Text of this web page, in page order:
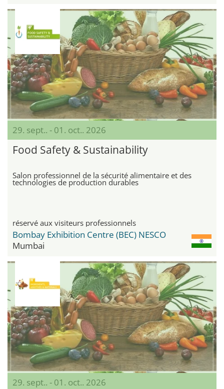
29. sept.. - 01. oct.. 2026
Food Safety & Sustainability
Salon professionnel de la sécurité alimentaire et des
technologies de production durables
réservé aux visiteurs professionnels
Bombay Exhibition Centre (BEC) NESCO
Mumbai
29. sept.. - 01. oct.. 2026